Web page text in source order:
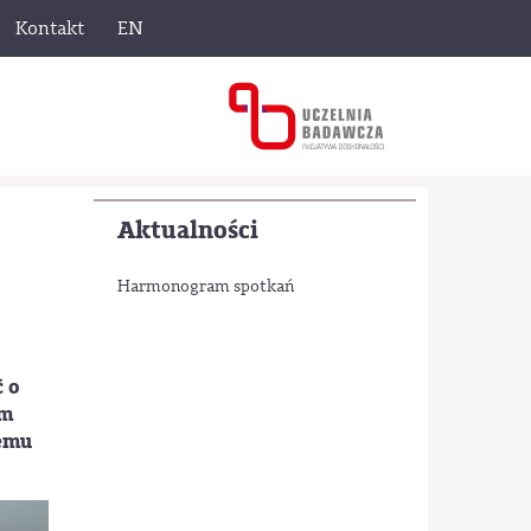
Kontakt EN
Aktualności
Harmonogram spotkań
o